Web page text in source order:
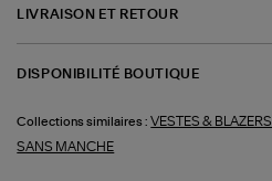
LIVRAISON ET RETOUR
DISPONIBILITÉ BOUTIQUE
Collections similaires : VESTES & BLAZERS
SANS MANCHE